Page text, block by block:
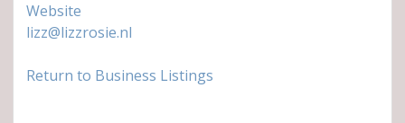
Website
lizz@lizzrosie.nl
Return to Business Listings